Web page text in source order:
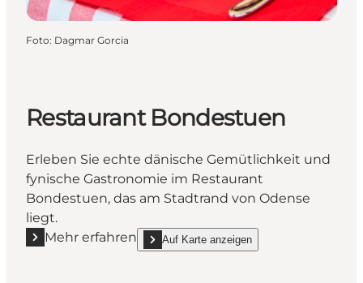
Foto: Dagmar Gorcia
Restaurant Bondestuen
Erleben Sie echte dänische Gemütlichkeit und
fynische Gastronomie im Restaurant
Bondestuen, das am Stadtrand von Odense
liegt.
Mehr erfahren
Mehr erfahren "Restaurant Bondestuen"
Auf Karte anzeigen
show Restaurant Bondestuen on_map